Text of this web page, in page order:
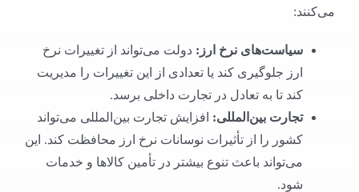
می‌کنند:
سیاست‌های نرخ ارز : دولت می‌تواند از تغییرات نرخ
ارز جلوگیری کند یا تعدادی از این تغییرات را مدیریت
کند تا به تعادل در تجارت داخلی برسد.
تجارت بین‌المللی: افزایش تجارت بین‌المللی می‌تواند
کشور را از تأثیرات نوسانات نرخ ارز محافظت کند. این
می‌تواند باعث تنوع بیشتر در تأمین کالاها و خدمات
شود.